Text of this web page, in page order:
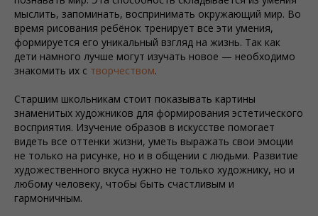
мыслить, запоминать, воспринимать окружающий мир. Во
время рисования ребёнок тренирует все эти умения,
формируется его уникальный взгляд на жизнь. Так как
дети намного лучше могут изучать новое — необходимо
знакомить их с творчеством.
Старшим школьникам стоит показывать картины
знаменитых художников для формирования эстетического
восприятия. Изучение образов в искусстве помогает
видеть все оттенки жизни, уметь выражать свои эмоции
не только на рисунке, но и в общении с людьми. Развитие
художественного вкуса нужно не только художнику, но и
любому человеку, чтобы быть счастливым и
гармоничным.